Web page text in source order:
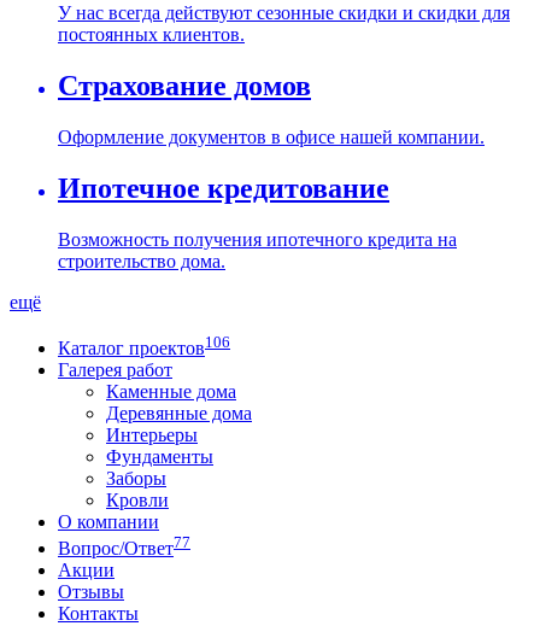
У нас всегда действуют сезонные скидки и скидки для
постоянных клиентов.
Страхование домов
Оформление документов в офисе нашей компании.
Ипотечное кредитование
Возможность получения ипотечного кредита на
строительство дома.
ещё
Каталог проектов106
Галерея работ
Каменные дома
Деревянные дома
Интерьеры
Фундаменты
Заборы
Кровли
О компании
Вопрос/Ответ77
Акции
Отзывы
Контакты